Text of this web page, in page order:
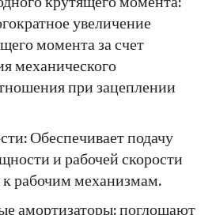
увеличение
момента за счет
механического
при зацеплении
Обеспечивает подачу
и рабочей скорости
рабочим механизмам.